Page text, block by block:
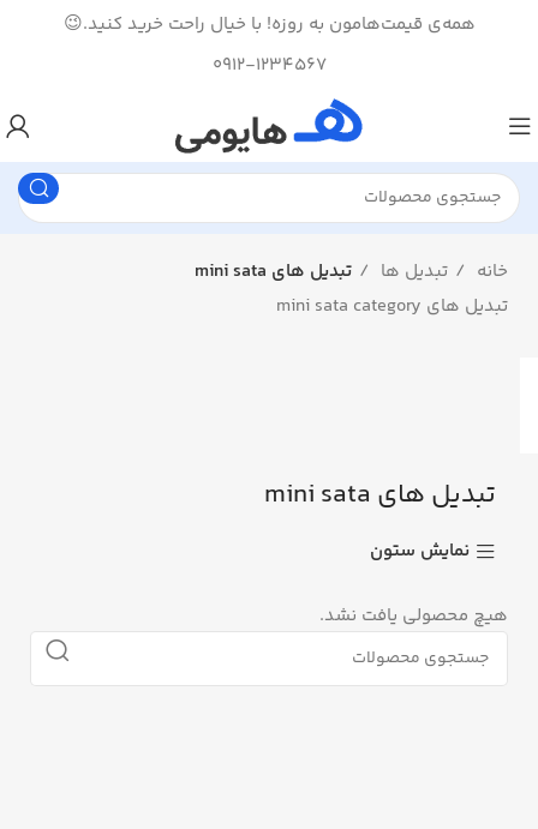
همه‌ی قیمت‌هامون به روزه! با خیال راحت خرید کنید.😉
0912-1234567
خانه تبدیل ها
تبدیل های mini sata
تبدیل های mini sata category
تبدیل های mini sata
نمایش ستون
هیچ محصولی یافت نشد.